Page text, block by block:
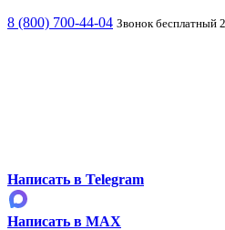
8 (800) 700-44-04 Звонок бесплатный
Написать в Telegram
Написать в MAX